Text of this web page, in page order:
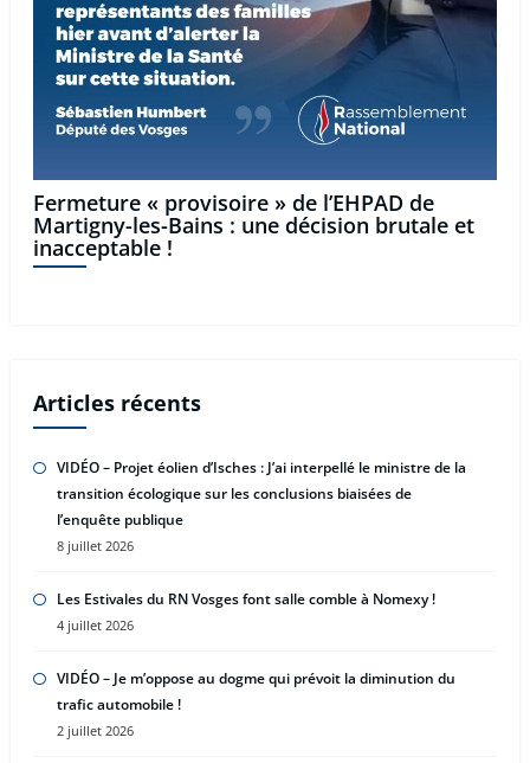
Fermeture « provisoire » de l’EHPAD de
Martigny-les-Bains : une décision brutale et
inacceptable !
Articles récents
VIDÉO – Projet éolien d’Isches : J’ai interpellé le ministre de la
transition écologique sur les conclusions biaisées de
l’enquête publique
8 juillet 2026
Les Estivales du RN Vosges font salle comble à Nomexy !
4 juillet 2026
VIDÉO – Je m’oppose au dogme qui prévoit la diminution du
trafic automobile !
2 juillet 2026